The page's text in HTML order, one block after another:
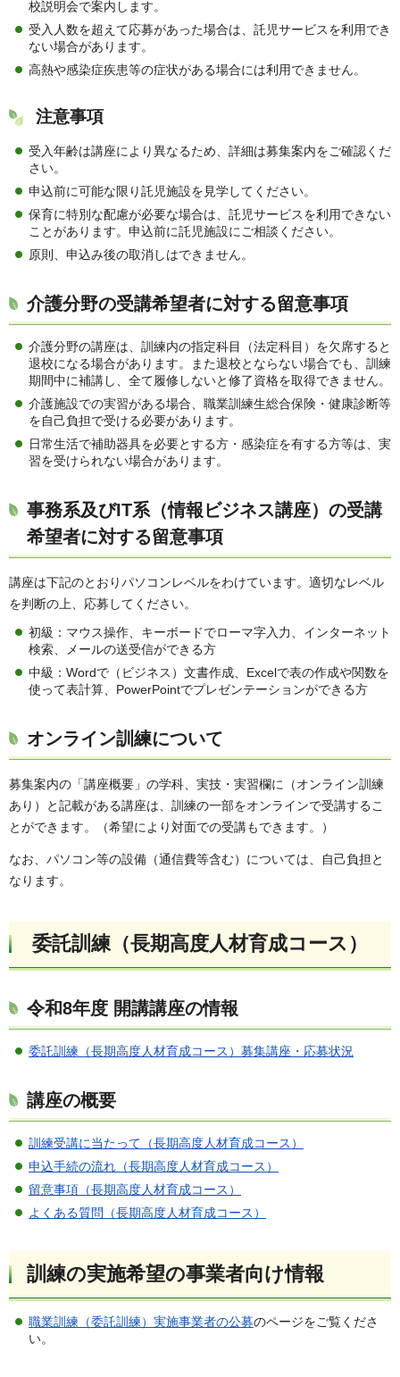
校説明会で案内します。
受入人数を超えて応募があった場合は、託児サービスを利用でき
ない場合があります。
高熱や感染症疾患等の症状がある場合には利用できません。
注意事項
受入年齢は講座により異なるため、詳細は募集案内をご確認くだ
さい。
申込前に可能な限り託児施設を見学してください。
保育に特別な配慮が必要な場合は、託児サービスを利用できない
ことがあります。申込前に託児施設にご相談ください。
原則、申込み後の取消しはできません。
介護分野の受講希望者に対する留意事項
介護分野の講座は、訓練内の指定科目（法定科目）を欠席すると
退校になる場合があります。また退校とならない場合でも、訓練
期間中に補講し、全て履修しないと修了資格を取得できません。
介護施設での実習がある場合、職業訓練生総合保険・健康診断等
を自己負担で受ける必要があります。
日常生活で補助器具を必要とする方・感染症を有する方等は、実
習を受けられない場合があります。
事務系及びIT系（情報ビジネス講座）の受講
希望者に対する留意事項
講座は下記のとおりパソコンレベルをわけています。適切なレベル
を判断の上、応募してください。
初級：マウス操作、キーボードでローマ字入力、インターネット
検索、メールの送受信ができる方
中級：Wordで（ビジネス）文書作成、Excelで表の作成や関数を
使って表計算、PowerPointでプレゼンテーションができる方
オンライン訓練について
募集案内の「講座概要」の学科、実技・実習欄に（オンライン訓練
あり）と記載がある講座は、訓練の一部をオンラインで受講するこ
とができます。（希望により対面での受講もできます。）
なお、パソコン等の設備（通信費等含む）については、自己負担と
なります。
委託訓練（長期高度人材育成コース）
令和8年度 開講講座の情報
委託訓練（長期高度人材育成コース）募集講座・応募状況
講座の概要
訓練受講に当たって（長期高度人材育成コース）
申込手続の流れ（長期高度人材育成コース）
留意事項（長期高度人材育成コース）
よくある質問（長期高度人材育成コース）
訓練の実施希望の事業者向け情報
職業訓練（委託訓練）実施事業者の公募のページをご覧くださ
い。